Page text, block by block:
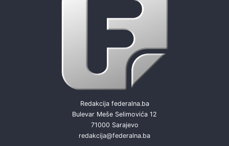
Redakcija federalna.ba
Bulevar Meše Selimovića 12
71000 Sarajevo
redakcija@federalna.ba